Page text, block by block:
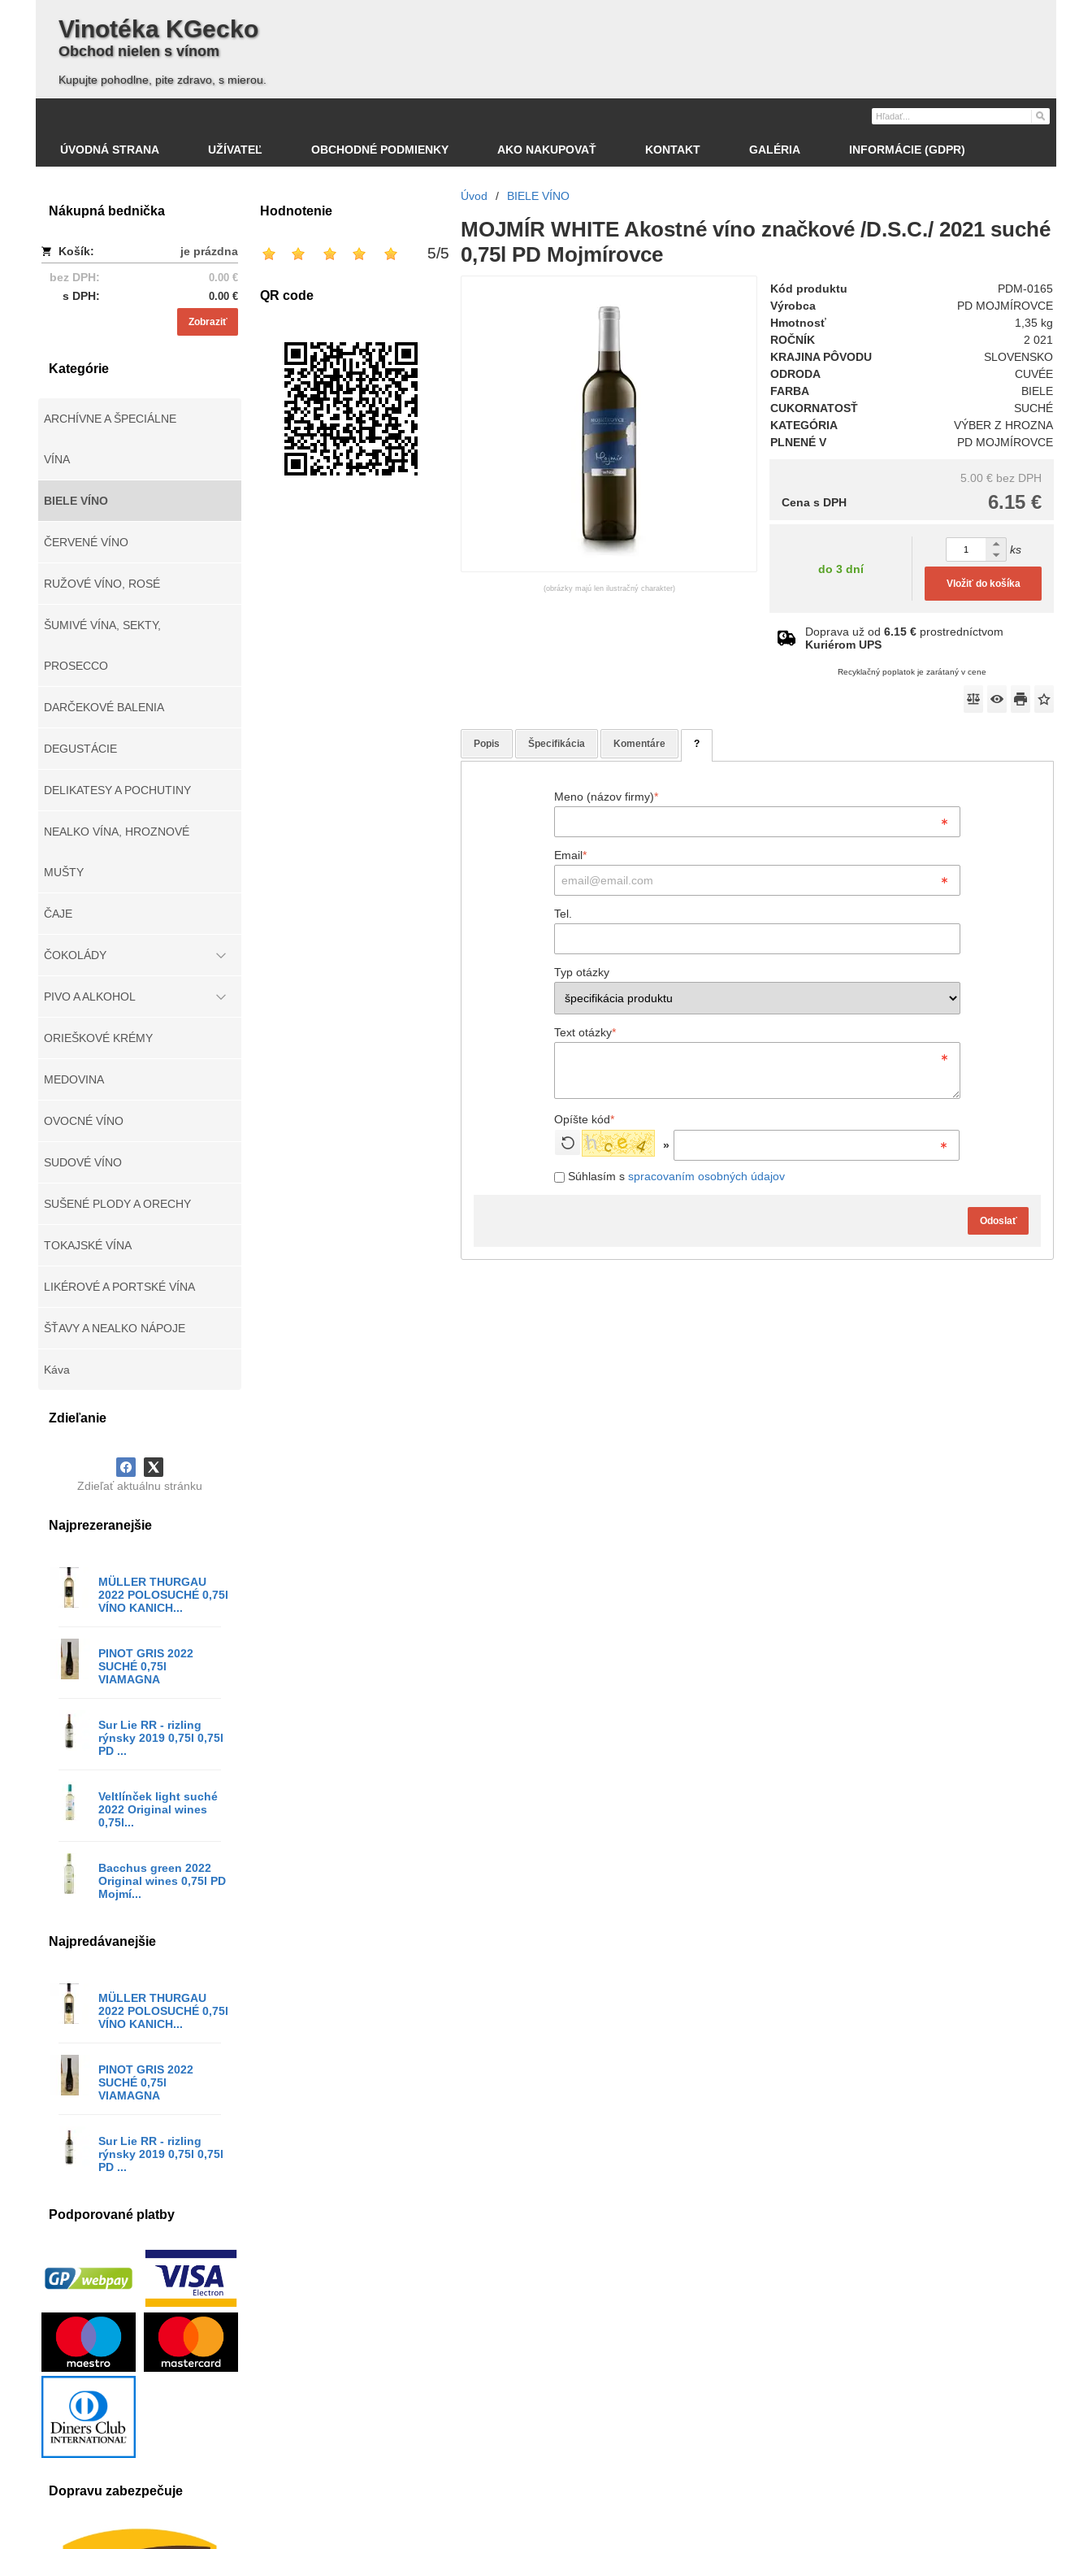
Vinotéka KGecko
Obchod nielen s vínom
Kupujte pohodlne, pite zdravo, s mierou.
ÚVODNÁ STRANA UŽÍVATEĽ OBCHODNÉ PODMIENKY AKO NAKUPOVAŤ KONTAKT GALÉRIA INFORMÁCIE (GDPR)
Nákupná bednička
Košík:
je prázdna
bez DPH:
0.00 €
s DPH: 0.00 €
Zobraziť
Kategórie
ARCHÍVNE A ŠPECIÁLNE
VÍNA
BIELE VÍNO
ČERVENÉ VÍNO
RUŽOVÉ VÍNO, ROSÉ
ŠUMIVÉ VÍNA, SEKTY,
PROSECCO
DARČEKOVÉ BALENIA
DEGUSTÁCIE
DELIKATESY A POCHUTINY
NEALKO VÍNA, HROZNOVÉ
MUŠTY
ČAJE
ČOKOLÁDY
PIVO A ALKOHOL
ORIEŠKOVÉ KRÉMY
MEDOVINA
OVOCNÉ VÍNO
SUDOVÉ VÍNO
SUŠENÉ PLODY A ORECHY
TOKAJSKÉ VÍNA
LIKÉROVÉ A PORTSKÉ VÍNA
ŠŤAVY A NEALKO NÁPOJE
Káva
Zdieľanie
Zdieľať aktuálnu stránku
Najprezeranejšie
MÜLLER THURGAU
2022 POLOSUCHÉ 0,75l
VÍNO KANICH...
PINOT GRIS 2022
SUCHÉ 0,75l
VIAMAGNA
Sur Lie RR - rizling
rýnsky 2019 0,75l 0,75l
PD ...
Veltlínček light suché
2022 Original wines
0,75l...
Bacchus green 2022
Original wines 0,75l PD
Mojmí...
Najpredávanejšie
MÜLLER THURGAU
2022 POLOSUCHÉ 0,75l
VÍNO KANICH...
PINOT GRIS 2022
SUCHÉ 0,75l
VIAMAGNA
Sur Lie RR - rizling
rýnsky 2019 0,75l 0,75l
PD ...
Podporované platby
Dopravu zabezpečuje
Hodnotenie
5/5
QR code
Úvod / BIELE VÍNO
MOJMÍR WHITE Akostné víno značkové /D.S.C./ 2021 suché
0,75l PD Mojmírovce
(obrázky majú len ilustračný charakter)
Kód produktu
PDM-0165
Výrobca
PD MOJMÍROVCE
Hmotnosť
1,35 kg
ROČNÍK
2 021
KRAJINA PÔVODU
SLOVENSKO
ODRODA
CUVÉE
FARBA
BIELE
CUKORNATOSŤ
SUCHÉ
KATEGÓRIA
VÝBER Z HROZNA
PLNENÉ V
PD MOJMÍROVCE
5.00 € bez DPH
6.15 €
Cena s DPH
do 3 dní
ks
Vložiť do košíka
Doprava už od 6.15 € prostredníctvom
Kuriérom UPS
Recyklačný poplatok je zarátaný v cene
Popis Špecifikácia Komentáre ?
Meno (názov firmy)*
Email*
Tel.
Typ otázky
Text otázky*
Opíšte kód*
»
Súhlasím s spracovaním osobných údajov
Odoslať